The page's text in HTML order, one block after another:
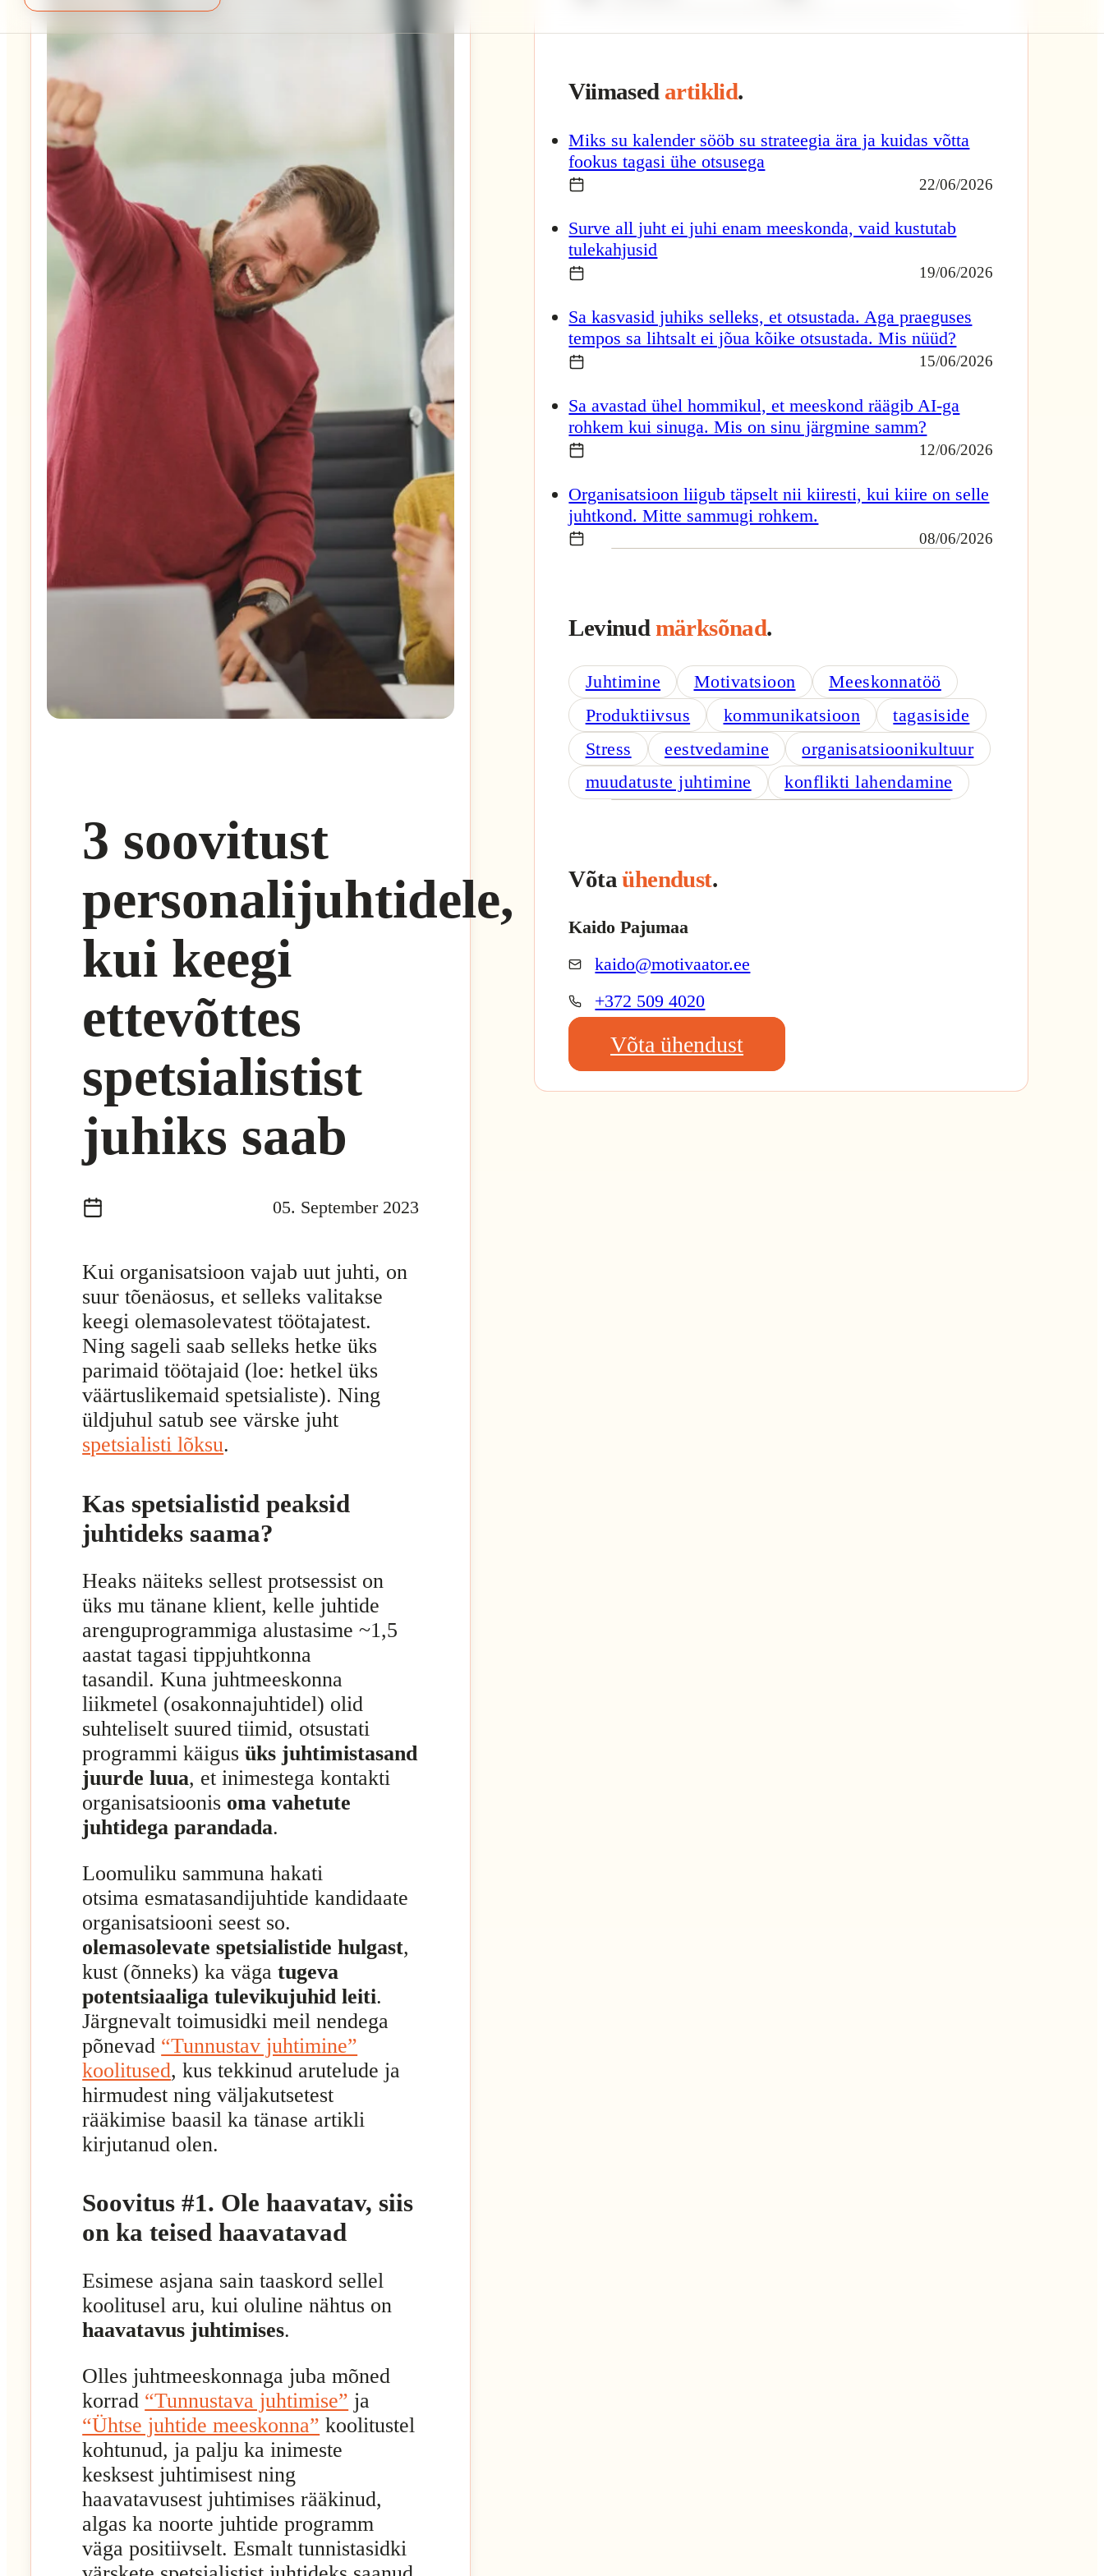
Juhist liidriks
Tagasisidekultuuri loomine
meeskonnas
Spetsialistist juhiks
Juhtmeeskonna tugevdamine Töörõõmu sisemised allikad
Eesmärgistaja
Motivatsiooni
AI-
3 soovitust
personalijuhtidele,
kui keegi
ettevõttes
spetsialistist
juhiks saab
05. September 2023
Kui organisatsioon vajab uut juhti, on
suur tõenäosus, et selleks valitakse
keegi olemasolevatest töötajatest.
Ning sageli saab selleks hetke üks
parimaid töötajaid (loe: hetkel üks
väärtuslikemaid spetsialiste). Ning
üldjuhul satub see värske juht
spetsialisti lõksu.
Kas spetsialistid peaksid
juhtideks saama?
Heaks näiteks sellest protsessist on
üks mu tänane klient, kelle juhtide
arenguprogrammiga alustasime ~1,5
aastat tagasi tippjuhtkonna
tasandil. Kuna juhtmeeskonna
liikmetel (osakonnajuhtidel) olid
suhteliselt suured tiimid, otsustati
programmi käigus üks juhtimistasand
juurde luua, et inimestega kontakti
organisatsioonis oma vahetute
juhtidega parandada.
Loomuliku sammuna hakati
otsima esmatasandijuhtide kandidaate
organisatsiooni seest so.
olemasolevate spetsialistide hulgast,
kust (õnneks) ka vägatugeva
potentsiaaliga tulevikujuhid leiti.
Järgnevalt toimusidki meil nendega
põnevad “Tunnustav juhtimine”
koolitused, kus tekkinud arutelude ja
hirmudest ning väljakutsetest
rääkimise baasil ka tänase artikli
kirjutanud olen.
Soovitus #1. Ole haavatav, siis
on ka teised haavatavad
Esimese asjana sain taaskord sellel
koolitusel aru, kui oluline nähtus on
haavatavus juhtimises.
Olles juhtmeeskonnaga juba mõned
korrad “Tunnustava juhtimise” ja
“Ühtse juhtide meeskonna” koolitustel
kohtunud, ja palju ka inimeste
kesksest juhtimisest ning
haavatavusest juhtimises rääkinud,
algas ka noorte juhtide programm
väga positiivselt. Esmalt tunnistasidki
Viimased artiklid.
Miks su kalender sööb su strateegia ära ja kuidas võtta
fookus tagasi ühe otsusega
22/06/2026
Surve all juht ei juhi enam meeskonda, vaid kustutab
tulekahjusid
19/06/2026
Sa kasvasid juhiks selleks, et otsustada. Aga praeguses
tempos sa lihtsalt ei jõua kõike otsustada. Mis nüüd?
15/06/2026
Sa avastad ühel hommikul, et meeskond räägib AI-ga
rohkem kui sinuga. Mis on sinu järgmine samm?
12/06/2026
Organisatsioon liigub täpselt nii kiiresti, kui kiire on selle
juhtkond. Mitte sammugi rohkem.
08/06/2026
Levinud märksõnad.
Juhtimine Motivatsioon
Meeskonnatöö
Produktiivsus
kommunikatsioon
tagasiside
Stress
eestvedamine
organisatsioonikultuur
muudatuste juhtimine
konflikti lahendamine
Võtaühendust.
Kaido Pajumaa
kaido@motivaator.ee
+372 509 4020
Võta ühendust